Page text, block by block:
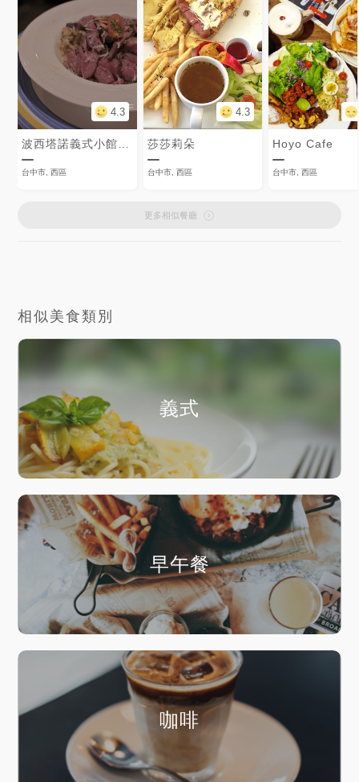
4.3
波西塔諾義式小館-Positano PASTA
台中市, 西區
4.3
莎莎莉朵
台中市, 西區
Hoyo Cafe
台中市, 西區
更多相似餐廳
相似美食類別
義式
早午餐
咖啡